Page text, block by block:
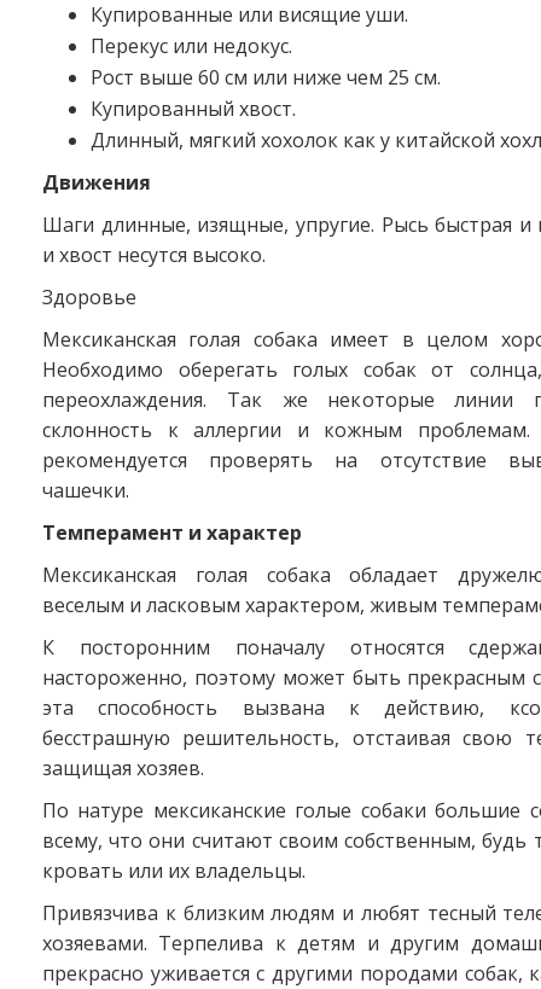
Купированные или висящие уши.
Перекус или недокус.
Рост выше 60 см или ниже чем 25 см.
Купированный хвост.
Длинный, мягкий хохолок как у китайской
Движения
Шаги длинные, изящные, упругие. Рысь быстрая и
и хвост несутся высоко.
Здоровье
Мексиканская голая собака имеет в целом
Необходимо оберегать голых собак от
переохлаждения. Так же некоторые линии
склонность к аллергии и кожным проблемам.
рекомендуется проверять на отсутствие
чашечки.
Темперамент и характер
Мексиканская голая собака обладает
веселым и ласковым характером, живым
К посторонним поначалу относятся
настороженно, поэтому может быть прекрасным
эта способность вызвана к действию,
бесстрашную решительность, отстаивая свою
защищая хозяев.
По натуре мексиканские голые собаки большие
всему, что они считают своим собственным, будь
кровать или их владельцы.
Привязчива к близким людям и любят тесный
хозяевами. Терпелива к детям и другим
прекрасно уживается с другими породами собак,